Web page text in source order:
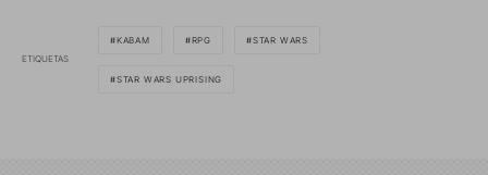
ETIQUETAS
KABAM RPG STAR WARS
STAR WARS UPRISING